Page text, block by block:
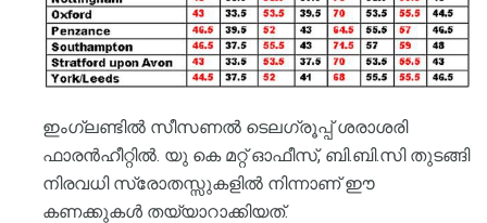
ഇംഗ്ലണ്ടിൽ സീസണൽ ടെലഗ്രൂപ്പ് ശരാശരി
ഫാരൻഹീറ്റിൽ. യു കെ മറ്റ് ഓഫീസ്, ബി.ബി.സി തുടങ്ങി
നിരവധി സ്രോതസ്സുകളിൽ നിന്നാണ് ഈ
കണക്കുകൾ തയ്യാറാക്കിയത്.